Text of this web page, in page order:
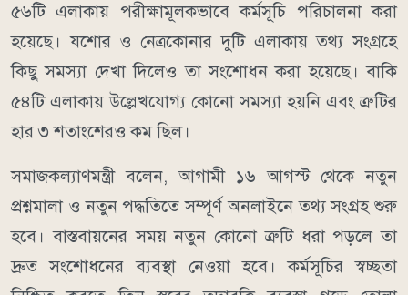
৫৬টি এলাকায় পরীক্ষামূলকভাবে কর্মসূচি পরিচালনা করা
হয়েছে। যশোর ও নেত্রকোনার দুটি এলাকায় তথ্য সংগ্রহে
কিছু সমস্যা দেখা দিলেও তা সংশোধন করা হয়েছে। বাকি
৫৪টি এলাকায় উল্লেখযোগ্য কোনো সমস্যা হয়নি এবং ত্রুটির
হার ৩ শতাংশেরও কম ছিল।
সমাজকল্যাণমন্ত্রী বলেন, আগামী ১৬ আগস্ট থেকে নতুন
প্রশ্নমালা ও নতুন পদ্ধতিতে সম্পূর্ণ অনলাইনে তথ্য সংগ্রহ শুরু
হবে। বাস্তবায়নের সময় নতুন কোনো ত্রুটি ধরা পড়লে তা
দ্রুত সংশোধনের ব্যবস্থা নেওয়া হবে। কর্মসূচির স্বচ্ছতা